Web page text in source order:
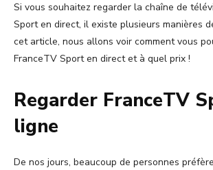
Si vous souhaitez regarder la chaîne de
Sport en direct, il existe plusieurs manières
cet article, nous allons voir comment vous
FranceTV Sport en direct et à quel prix !
Regarder FranceTV
ligne
De nos jours, beaucoup de personnes